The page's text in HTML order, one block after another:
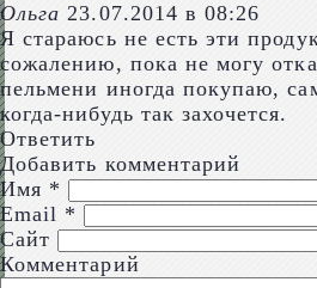
Ольга 23.07.2014 в 08:26
Я стараюсь не есть эти
сожалению, пока не могу
пельмени иногда покупаю,
когда-нибудь так захочется.
Ответить
Добавить комментарий
Имя *
Email *
Сайт
Комментарий